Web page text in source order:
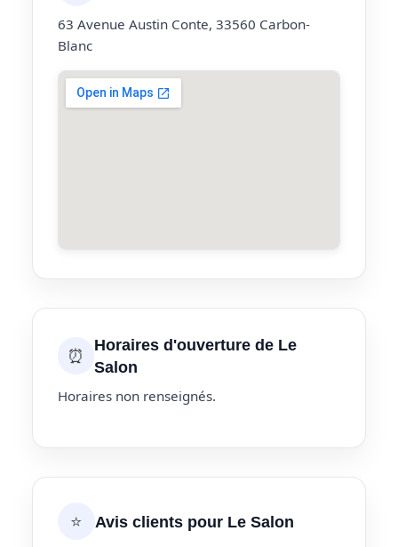
63 Avenue Austin Conte, 33560 Carbon-
Blanc
⏰
Horaires d'ouverture de Le
Salon
Horaires non renseignés.
⭐ Avis clients pour Le Salon